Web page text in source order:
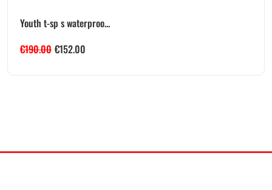
Youth t-sp s waterproo...
€190.00 €152.00